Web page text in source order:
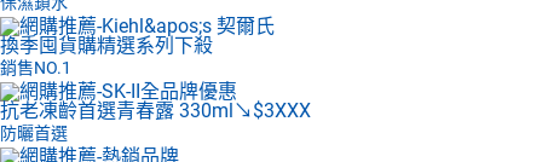
換季囤貨購精選系列下殺
銷售NO.1
抗老凍齡首選青春露 330ml↘$3XXX
防曬首選